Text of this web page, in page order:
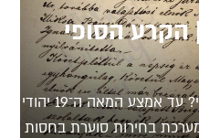
הקרע הסופי
הונגרי יהודי או יהודי הונגרי? עד אמצע המאה ה־19 יהודי
בחירות סוערת בחסות